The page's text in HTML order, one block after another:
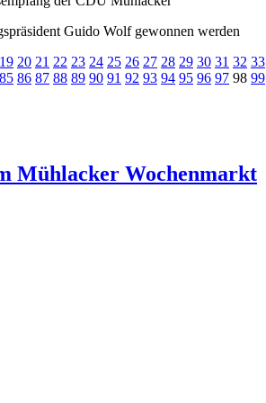
Guido Wolf gewonnen werden
19 20 21 22 23 24 25 26 27 28 29 30 31 32 33
85 86 87 88 89 90 91 92 93 94 95 96 97 98 99
Mühlacker Wochenmarkt